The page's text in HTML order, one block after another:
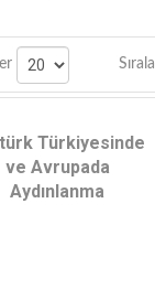
Sırala
Türkiyesinde
ve Avrupada
Aydınlanma